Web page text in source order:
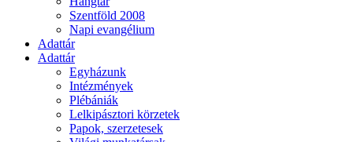
Szentföld 2008
Napi evangélium
Adattár
Adattár
Egyházunk
Intézmények
Plébániák
Lelkipásztori körzetek
Papok, szerzetesek